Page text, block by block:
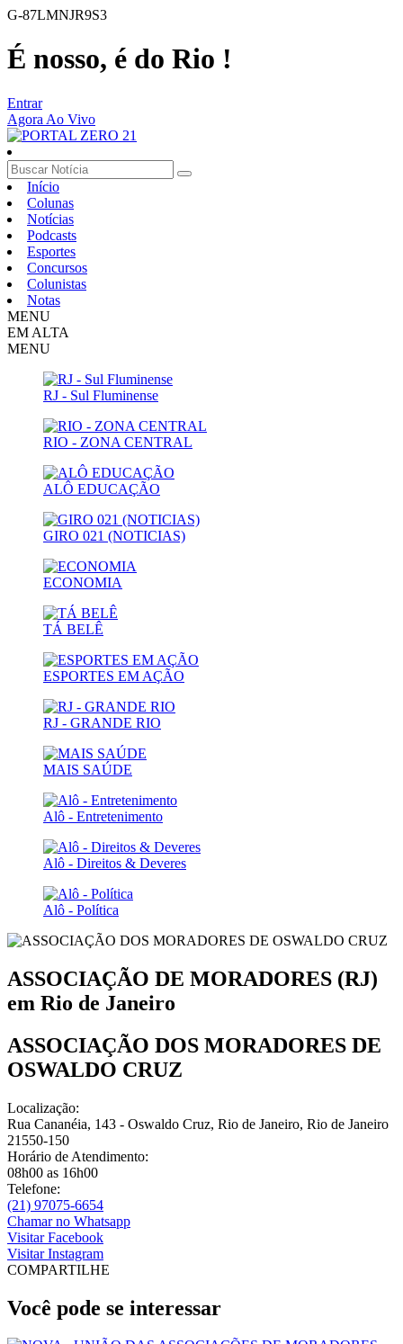
G-87LMNJR9S3
É nosso, é do Rio !
Entrar
Agora Ao Vivo
Início
Colunas
Notícias
Podcasts
Esportes
Concursos
Colunistas
Notas
MENU
EM ALTA
MENU
RJ - Sul Fluminense
RIO - ZONA CENTRAL
ALÔ EDUCAÇÃO
GIRO 021 (NOTICIAS)
ECONOMIA
TÁ BELÊ
ESPORTES EM AÇÃO
RJ - GRANDE RIO
MAIS SAÚDE
Alô - Entretenimento
Alô - Direitos & Deveres
Alô - Política
ASSOCIAÇÃO DE MORADORES (RJ)
em Rio de Janeiro
ASSOCIAÇÃO DOS MORADORES DE
OSWALDO CRUZ
Localização:
Rua Cananéia, 143 - Oswaldo Cruz, Rio de Janeiro, Rio de Janeiro
21550-150
Horário de Atendimento:
08h00 as 16h00
Telefone:
(21) 97075-6654
Chamar no Whatsapp
VisitarFacebook
VisitarInstagram
COMPARTILHE
Você pode se interessar